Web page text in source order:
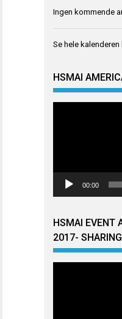
Ingen kommende
Se hele kalenderen
HSMAI
00:00
HSMAI EVENT
2017-